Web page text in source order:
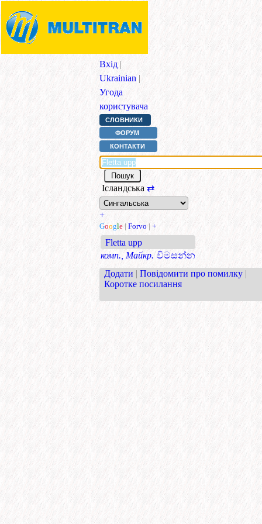
Вхід |
Ukrainian |
Угода
користувача
СЛОВНИКИ
ФОРУМ
КОНТАКТИ
Ісландська ⇄
+
Google | Forvo | +
Fletta upp
комп., Майкр. විමසන්න
Додати | Повідомити про помилку |
Коротке посилання